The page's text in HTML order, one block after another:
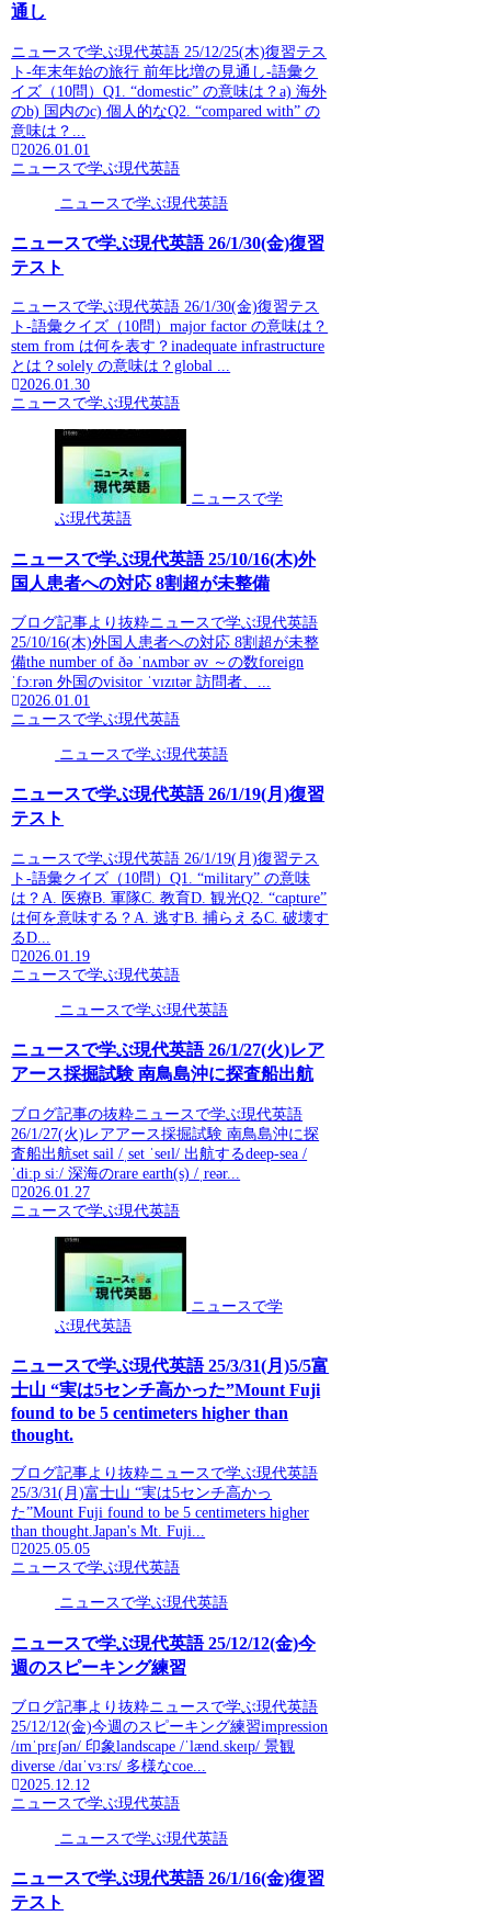
通し
ニュースで学ぶ現代英語 25/12/25(木)復習テス
ト-年末年始の旅行 前年比増の見通し-語彙ク
イズ（10問）Q1. “domestic” の意味は？a) 海外
のb) 国内のc) 個人的なQ2. “compared with” の
意味は？...
2026.01.01
ニュースで学ぶ現代英語
ニュースで学ぶ現代英語
ニュースで学ぶ現代英語 26/1/30(金)復習
テスト
ニュースで学ぶ現代英語 26/1/30(金)復習テス
ト-語彙クイズ（10問）major factor の意味は？
stem from は何を表す？inadequate infrastructure
とは？solely の意味は？global ...
2026.01.30
ニュースで学ぶ現代英語
ニュースで学
ぶ現代英語
ニュースで学ぶ現代英語 25/10/16(木)外
国人患者への対応 8割超が未整備
ブログ記事より抜粋ニュースで学ぶ現代英語
25/10/16(木)外国人患者への対応 8割超が未整
備the number of ðə ˈnʌmbər əv ～の数foreign
ˈfɔːrən 外国のvisitor ˈvɪzɪtər 訪問者、...
2026.01.01
ニュースで学ぶ現代英語
ニュースで学ぶ現代英語
ニュースで学ぶ現代英語 26/1/19(月)復習
テスト
ニュースで学ぶ現代英語 26/1/19(月)復習テス
ト-語彙クイズ（10問）Q1. “military” の意味
は？A. 医療B. 軍隊C. 教育D. 観光Q2. “capture”
は何を意味する？A. 逃すB. 捕らえるC. 破壊す
るD...
2026.01.19
ニュースで学ぶ現代英語
ニュースで学ぶ現代英語
ニュースで学ぶ現代英語 26/1/27(火)レア
アース採掘試験 南鳥島沖に探査船出航
ブログ記事の抜粋ニュースで学ぶ現代英語
26/1/27(火)レアアース採掘試験 南鳥島沖に探
査船出航set sail /ˌset ˈseɪl/ 出航するdeep-sea /
ˈdiːp siː/ 深海のrare earth(s) /ˌreər...
2026.01.27
ニュースで学ぶ現代英語
ニュースで学
ぶ現代英語
ニュースで学ぶ現代英語 25/3/31(月)5/5富
士山 “実は5センチ高かった”Mount Fuji
found to be 5 centimeters higher than
thought.
ブログ記事より抜粋ニュースで学ぶ現代英語
25/3/31(月)富士山 “実は5センチ高かっ
た”Mount Fuji found to be 5 centimeters higher
than thought.Japan's Mt. Fuji...
2025.05.05
ニュースで学ぶ現代英語
ニュースで学ぶ現代英語
ニュースで学ぶ現代英語 25/12/12(金)今
週のスピーキング練習
ブログ記事より抜粋ニュースで学ぶ現代英語
25/12/12(金)今週のスピーキング練習impression
/ɪmˈprɛʃən/ 印象landscape /ˈlænd.skeɪp/ 景観
diverse /daɪˈvɜːrs/ 多様なcoe...
2025.12.12
ニュースで学ぶ現代英語
ニュースで学ぶ現代英語
ニュースで学ぶ現代英語 26/1/16(金)復習
テスト